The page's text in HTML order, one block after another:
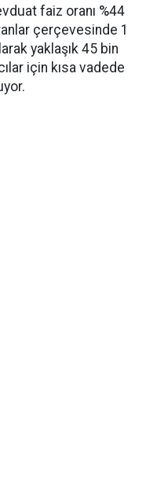
faiz oranı %44
çerçevesinde 1
yaklaşık 45 bin
için kısa vadede